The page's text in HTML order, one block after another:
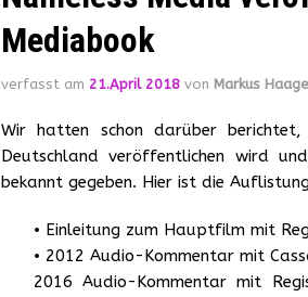
Mediabook
verfasst am 21.April 2018 von Markus Haage
Wir hatten schon darüber
Deutschland veröffentlichen wird
bekannt gegeben. Hier ist die
• Einleitung zum Hauptfilm mit
• 2012 Audio-Kommentar mit
2016 Audio-Kommentar mit